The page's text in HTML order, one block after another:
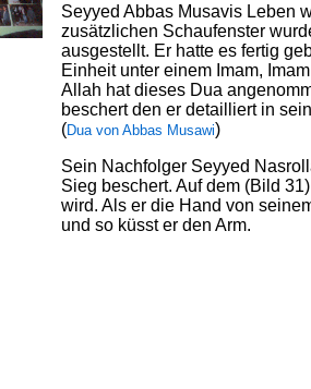
Seyyed Abbas Musavis Leben
zusätzlichen Schaufenster
ausgestellt. Er hatte es fertig
Einheit unter einem Imam,
Allah hat dieses Dua
beschert den er detailliert in
(Dua von Abbas Musawi)
Sein Nachfolger Seyyed
Sieg beschert. Auf dem (Bild
wird. Als er die Hand von
und so küsst er den Arm.